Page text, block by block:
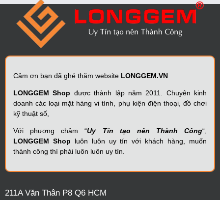
Cảm ơn bạn đã ghé thăm website LONGGEM.VN
LONGGEM Shop được thành lập năm 2011. Chuyên kinh
doanh các loại mặt hàng vi tính, phụ kiện điện thoại, đồ chơi
kỹ thuật số,
Với phương châm “Uy Tín tạo nên Thành Công“,
LONGGEM Shop luôn luôn uy tín với khách hàng, muốn
thành công thì phải luôn luôn uy tín.
211A Văn Thân P8 Q6 HCM